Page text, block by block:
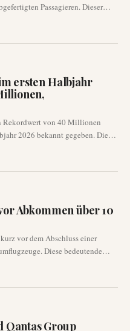
Passagieren. Dieser
Anstieg des
Die Rekordzahlen wurden
ersten Halbjahr
Rekordwert von 40 Millionen
2026 bekannt gegeben. Dieser
Erholung des Flughafens
gestützt, selbst
Abkommen über 10
vor dem Abschluss einer
Diese bedeutende
von Branchenquellen, die von
Das Geschäft würde die
Qantas Group